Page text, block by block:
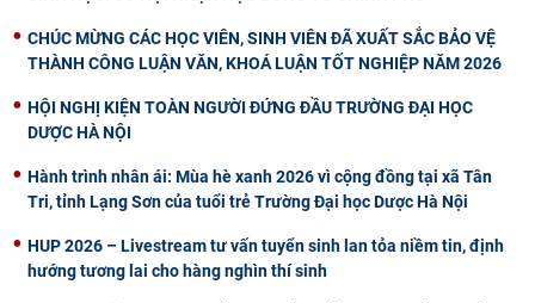
CHÚC MỪNG CÁC HỌC VIÊN, SINH VIÊN ĐÃ XUẤT SẮC BẢO VỆ
THÀNH CÔNG LUẬN VĂN, KHOÁ LUẬN TỐT NGHIỆP NĂM 2026
HỘI NGHỊ KIỆN TOÀN NGƯỜI ĐỨNG ĐẦU TRƯỜNG ĐẠI HỌC
DƯỢC HÀ NỘI
Hành trình nhân ái: Mùa hè xanh 2026 vì cộng đồng tại xã Tân
Tri, tỉnh Lạng Sơn của tuổi trẻ Trường Đại học Dược Hà Nội
HUP 2026 – Livestream tư vấn tuyển sinh lan tỏa niềm tin, định
hướng tương lai cho hàng nghìn thí sinh